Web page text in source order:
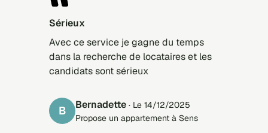
Sérieux
Avec ce service je gagne du temps
dans la recherche de locataires et les
candidats sont sérieux
B Bernadette · Le 14/12/2025
Propose un appartement à Sens